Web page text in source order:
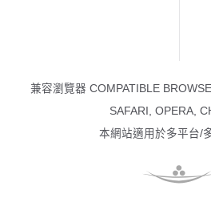
兼容瀏覽器 COMPATIBLE
SAFARI, OPERA,
本網站適用於多平台/